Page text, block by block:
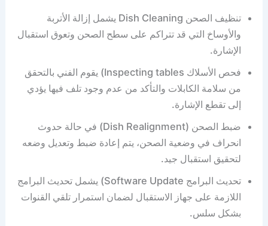
تنظيف الصحن Dish Cleaning يشمل إزالة الأتربة
والأوساخ التي قد تتراكم على سطح الصحن وتعوق استقبال
الإشارة.
فحص الأسلاك Inspecting tables) يقوم الفني بالتحقق
من سلامة الكابلات والتأكد من عدم وجود تلف فيها يؤدي
إلى تقطع الإشارة.
ضبط الصحن (Dish Realignment) في حالة حدوث
انحراف في وضعية الصحن، يتم إعادة ضبط وتعديل وضعه
لتحقيق استقبال جيد.
تحديث البرامج Software Update) يشمل تحديث البرامج
اللازمة على جهاز الاستقبال لضمان استمرار تلقي القنوات
بشكل سلس.